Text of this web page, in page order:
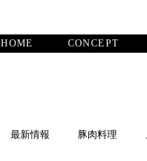
HOME CONCEPT
最新情報 豚肉料理